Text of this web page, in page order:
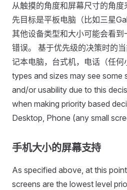
从触摸的角度和屏幕尺寸的角
先目标是平板电脑（比如三星
其他设备类型和大小可能会看
错误。 基于优先级的决策时的
记本电脑，台式机，电话（任
types and sizes may see some
and/or usability due to this
when making priority based
Desktop, Phone (any small
手机大小的屏幕支持
As specified above, at this
screens are the lowest level